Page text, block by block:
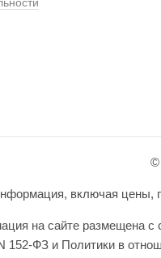
©
включая цены,
на сайте размещена с
152-ФЗ и Политики в